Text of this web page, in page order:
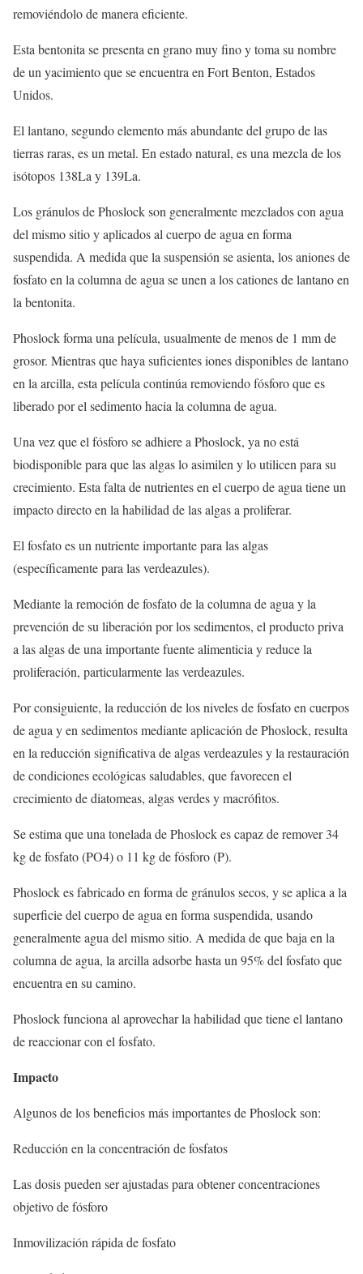
removiéndolo de manera eficiente.
Esta bentonita se presenta en grano muy fino y toma su nombre
de un yacimiento que se encuentra en Fort Benton, Estados
Unidos.
El lantano, segundo elemento más abundante del grupo de las
tierras raras, es un metal. En estado natural, es una mezcla de los
isótopos 138La y 139La.
Los gránulos de Phoslock son generalmente mezclados con agua
del mismo sitio y aplicados al cuerpo de agua en forma
suspendida. A medida que la suspensión se asienta, los aniones de
fosfato en la columna de agua se unen a los cationes de lantano en
la bentonita.
Phoslock forma una película, usualmente de menos de 1 mm de
grosor. Mientras que haya suficientes iones disponibles de lantano
en la arcilla, esta película continúa removiendo fósforo que es
liberado por el sedimento hacia la columna de agua.
Una vez que el fósforo se adhiere a Phoslock, ya no está
biodisponible para que las algas lo asimilen y lo utilicen para su
crecimiento. Esta falta de nutrientes en el cuerpo de agua tiene un
impacto directo en la habilidad de las algas a proliferar.
El fosfato es un nutriente importante para las algas
(específicamente para las verdeazules).
Mediante la remoción de fosfato de la columna de agua y la
prevención de su liberación por los sedimentos, el producto priva
a las algas de una importante fuente alimenticia y reduce la
proliferación, particularmente las verdeazules.
Por consiguiente, la reducción de los niveles de fosfato en cuerpos
de agua y en sedimentos mediante aplicación de Phoslock, resulta
en la reducción significativa de algas verdeazules y la restauración
de condiciones ecológicas saludables, que favorecen el
crecimiento de diatomeas, algas verdes y macrófitos.
Se estima que una tonelada de Phoslock es capaz de remover 34
kg de fosfato (PO4) o 11 kg de fósforo (P).
Phoslock es fabricado en forma de gránulos secos, y se aplica a la
superficie del cuerpo de agua en forma suspendida, usando
generalmente agua del mismo sitio. A medida de que baja en la
columna de agua, la arcilla adsorbe hasta un 95% del fosfato que
encuentra en su camino.
Phoslock funciona al aprovechar la habilidad que tiene el lantano
de reaccionar con el fosfato.
Impacto
Algunos de los beneficios más importantes de Phoslock son:
Reducción en la concentración de fosfatos
Las dosis pueden ser ajustadas para obtener concentraciones
objetivo de fósforo
Inmovilización rápida de fosfato